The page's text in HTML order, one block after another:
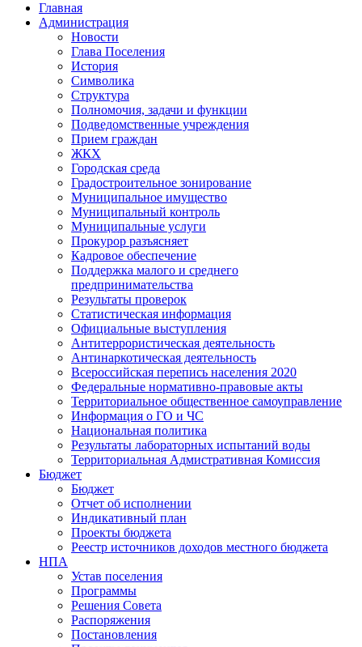
Главная
Администрация
Новости
Глава Поселения
История
Символика
Структура
Полномочия, задачи и функции
Подведомственные учреждения
Прием граждан
ЖКХ
Городская среда
Градостроительное зонирование
Муниципальное имущество
Муниципальный контроль
Муниципальные услуги
Прокурор разъясняет
Кадровое обеспечение
Поддержка малого и среднего
предпринимательства
Результаты проверок
Статистическая информация
Официальные выступления
Антитеррористическая деятельность
Антинаркотическая деятельность
Всероссийская перепись населения 2020
Федеральные нормативно-правовые акты
Территориальное общественное самоуправление
Информация о ГО и ЧС
Национальная политика
Результаты лабораторных испытаний воды
Территориальная Адмистративная Комиссия
Бюджет
Бюджет
Отчет об исполнении
Индикативный план
Проекты бюджета
Реестр источников доходов местного бюджета
НПА
Устав поселения
Программы
Решения Совета
Распоряжения
Постановления